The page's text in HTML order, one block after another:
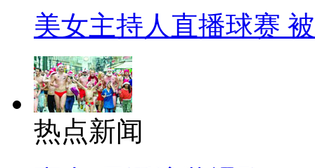
美女主持人直播球赛
热点新闻